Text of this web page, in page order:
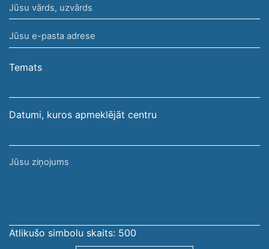
Jūsu
vārds,
uzvārds
Jūsu
e-
pasta
Temats
Datumi, kuros apmeklējāt centru
Jūsu
Atlikušo simbolu skaits: 500